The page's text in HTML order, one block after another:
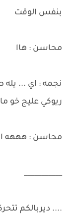
بنفس الوقت
محاسن : هاا
نجمه : اي ... يله
ريوكي عليج خو
محاسن : هههه
___________
.... ديربالكم